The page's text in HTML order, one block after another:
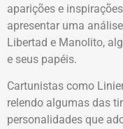
aparições e
apresentar uma
Libertad e Manolito,
e seus papéis.
Cartunistas como
relendo algumas das
personalidades que